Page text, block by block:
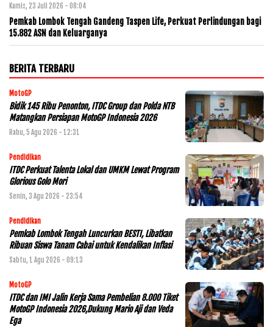
Kamis, 23 Juli 2026 - 08:04
Pemkab Lombok Tengah Gandeng Taspen Life, Perkuat Perlindungan bagi
15.882 ASN dan Keluarganya
BERITA TERBARU
MotoGP
Bidik 145 Ribu Penonton, ITDC Group dan Polda NTB
Matangkan Persiapan MotoGP Indonesia 2026
Rabu, 5 Agu 2026 - 12:31
Pendidikan
ITDC Perkuat Talenta Lokal dan UMKM Lewat Program
Glorious Golo Mori
Senin, 3 Agu 2026 - 23:54
Pendidikan
Pemkab Lombok Tengah Luncurkan BESTI, Libatkan
Ribuan Siswa Tanam Cabai untuk Kendalikan Inflasi
Sabtu, 1 Agu 2026 - 09:13
MotoGP
ITDC dan IMI Jalin Kerja Sama Pembelian 8.000 Tiket
MotoGP Indonesia 2026,Dukung Mario Aji dan Veda
Ega